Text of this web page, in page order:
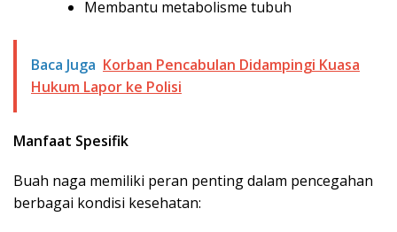
Membantu metabolisme tubuh
Baca Juga Korban Pencabulan Didampingi Kuasa
Hukum Lapor ke Polisi
Manfaat Spesifik
Buah naga memiliki peran penting dalam pencegahan
berbagai kondisi kesehatan: